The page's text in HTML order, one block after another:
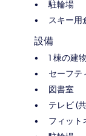
駐輪場
スキー用
設備
1 棟の建物
セーフテ
図書室
テレビ (
フィット